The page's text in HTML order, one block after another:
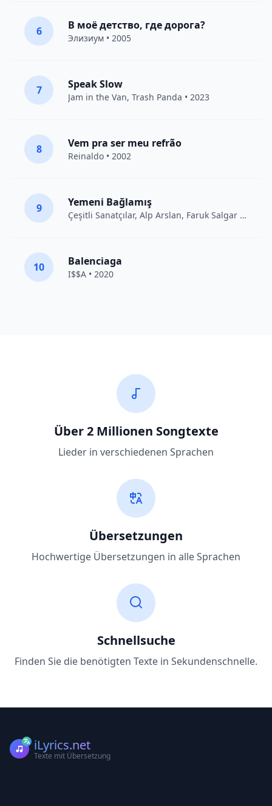
6 В моё детство, где дорога?
Элизиум • 2005
7 Speak Slow
Jam in the Van, Trash Panda • 2023
8 Vem pra ser meu refrão
Reinaldo • 2002
9 Yemeni Bağlamış
Çeşitli Sanatçılar, Alp Arslan, Faruk Salgar • 2012
10 Balenciaga
I$$A • 2020
Über 2 Millionen Songtexte
Lieder in verschiedenen Sprachen
Übersetzungen
Hochwertige Übersetzungen in alle Sprachen
Schnellsuche
Finden Sie die benötigten Texte in Sekundenschnelle.
iLyrics.net
Texte mit Übersetzung